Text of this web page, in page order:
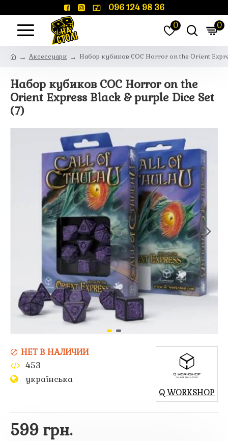
096 124 98 36
0 0
Аксессуари Набор кубиков COC Horror on the Orient
Набор кубиков COC Horror on the
Orient Express Black & purple Dice Set
(7)
599 грн.
НЕТ В НАЛИЧИИ
453
українська
Q WORKSHOP